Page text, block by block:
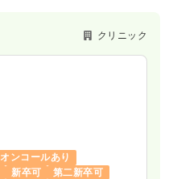
クリニック
オンコールあり
新卒可
第二新卒可